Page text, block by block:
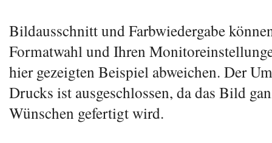
Bildausschnitt und Farbwiedergabe
Formatwahl und Ihren
hier gezeigten Beispiel abweichen. Der
Drucks ist ausgeschlossen, da das Bild
Wünschen gefertigt wird.